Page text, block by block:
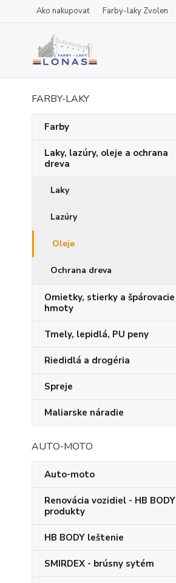
Ako nakupovať Farby-laky Zvolen
FARBY-LAKY
Farby
Laky, lazúry, oleje a ochrana
dreva
Laky
Lazúry
Oleje
Ochrana dreva
Omietky, stierky a špárovacie
hmoty
Tmely, lepidlá, PU peny
Riedidlá a drogéria
Spreje
Maliarske náradie
AUTO-MOTO
Auto-moto
Renovácia vozidiel - HB BODY
produkty
HB BODY leštenie
SMIRDEX - brúsny sytém